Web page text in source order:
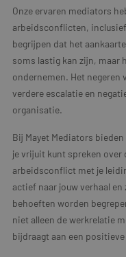
Onze ervaren mediators
arbeidsconflicten,
begrijpen dat het
soms lastig kan zijn, maar
ondernemen. Het
verdere escalatie en
organisatie.
Bij Mayet Mediators
je vrijuit kunt spreken over
arbeidsconflict met je
actief naar jouw verhaal en
behoeften worden
niet alleen de werkrelatie
bijdraagt aan een